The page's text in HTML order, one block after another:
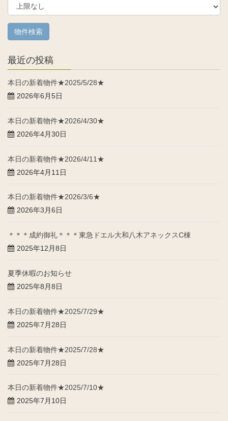
最近の投稿
本日の新着物件★2025/5/28★
2026年6月5日
本日の新着物件★2026/4/30★
2026年4月30日
本日の新着物件★2026/4/11★
2026年4月11日
本日の新着物件★2026/3/6★
2026年3月6日
＊＊＊成約御礼＊＊＊東急ドエル大和八木アネックスC棟
2025年12月8日
夏季休暇のお知らせ
2025年8月8日
本日の新着物件★2025/7/29★
2025年7月28日
本日の新着物件★2025/7/28★
2025年7月28日
本日の新着物件★2025/7/10★
2025年7月10日